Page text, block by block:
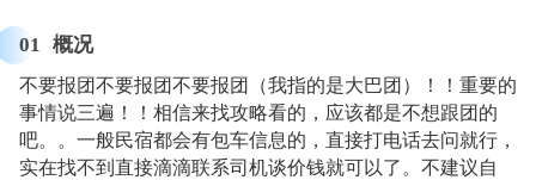
01 概况
不要报团不要报团不要报团（我指的是大巴团）！！重要的
事情说三遍！！相信来找攻略看的，应该都是不想跟团的
吧。。一般民宿都会有包车信息的，直接打电话去问就行，
实在找不到直接滴滴联系司机谈价钱就可以了。不建议自